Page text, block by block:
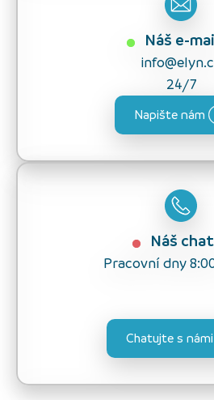
Náš e-
24/7
Napište nám
Náš chat
Pracovní dny
Chatujte s námi